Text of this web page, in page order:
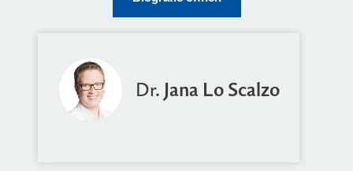
Dr. Jana Lo Scalzo